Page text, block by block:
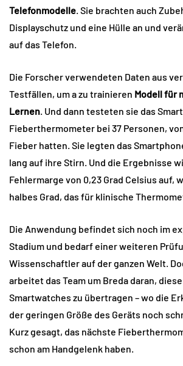
Telefonmodelle. Sie brachten auch
Displayschutz und eine Hülle an und
auf das Telefon.
Die Forscher verwendeten Daten aus
Testfällen, um a zu trainieren Modell für
Lernen. Und dann testeten sie das
Fieberthermometer bei 37 Personen,
Fieber hatten. Sie legten das
lang auf ihre Stirn. Und die Ergebnisse
Fehlermarge von 0,23 Grad Celsius auf,
halbes Grad, das für klinische
Die Anwendung befindet sich noch im
Stadium und bedarf einer weiteren
Wissenschaftler auf der ganzen Welt.
arbeitet das Team um Breda daran,
Smartwatches zu übertragen – wo die
der geringen Größe des Geräts noch
Kurz gesagt, das nächste
schon am Handgelenk haben.